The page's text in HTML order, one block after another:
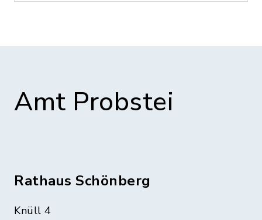
Amt Probstei
Rathaus Schönberg
Knüll 4